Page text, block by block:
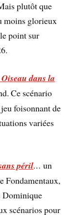
plutôt que
moins glorieux
point sur
dans la
Ce scénario
foisonnant de
variées
péril…un
Fondamentaux,
Dominique
scénarios pour